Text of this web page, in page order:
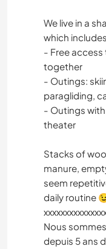
We live in a
which
- Free access
together
- Outings:
paragliding,
- Outings
theater
Stacks of
manure,
seem
daily routine
Nous
depuis 5 ans